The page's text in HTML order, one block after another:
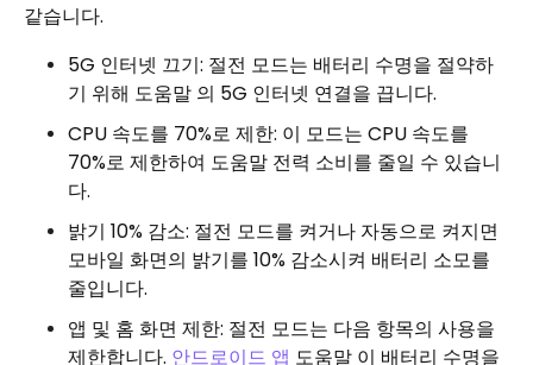
같습니다.
5G 인터넷 끄기: 절전 모드는 배터리 수명을 절약하
기 위해 도움말 의 5G 인터넷 연결을 끕니다.
CPU 속도를 70%로 제한: 이 모드는 CPU 속도를
70%로 제한하여 도움말 전력 소비를 줄일 수 있습니
다.
밝기 10% 감소: 절전 모드를 켜거나 자동으로 켜지면
모바일 화면의 밝기를 10% 감소시켜 배터리 소모를
줄입니다.
앱 및 홈 화면 제한: 절전 모드는 다음 항목의 사용을
제한합니다. 안드로이드 앱 도움말 이 배터리 수명을